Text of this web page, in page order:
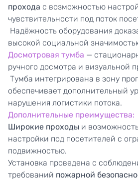
прохода с возможностью
чувствительности под поток
Надёжность оборудования
высокой социальной
Досмотровая тумба —
ручного досмотра и визуальной
Тумба интегрирована в зону
обеспечивает дополнительный
нарушения логистики потока.
Дополнительные преимущества:
Широкие проходы и
настройки под посетителей с
подвижностью.
Установка проведена с
требований пожарной